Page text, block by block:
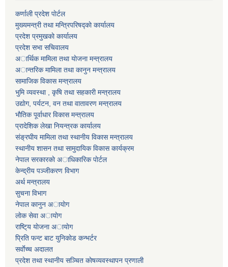
कर्णाली प्रदेश पाेर्टल
मुख्यमन्त्री तथा मन्त्रिपरिषद्काे कार्यालय
प्रदेश प्रमुखकाे कार्यालय
प्रदेश सभा सचिवालय
अार्थिक मामिला तथा याेजना मन्त्रालय
अान्तरिक मामिला तथा कानुन मन्त्रालय
सामाजिक विकास मन्त्रालय
भुमि व्यवस्था , कृषि तथा सहकारी मन्त्रालय
उद्याेग, पर्यटन, वन तथा वातावरण मन्त्रालय
भाैतिक पूर्वाधार विकास मन्त्रालय
प्रादेशिक लेखा नियन्त्रक कार्यालय
संङ्रघीय मामिला तथा स्थानीय विकास मन्त्रालय
स्थानीय शासन तथा सामुदायिक विकास कार्यक्रम
नेपाल सरकारकाे अाधिकारिक पाेर्टल
केन्द्रीय पञ्जीकरण विभाग
अर्थ मन्त्रालय
सुचना विभाग
नेपाल कानुन अायाेग
लाेक सेवा अायाेग
राष्टि्य याेजना अायाेग
प्रिति फन्ट बाट युनिकाेड कन्भर्टर
सर्वाेच्च अदालत
प्रदेश तथा स्थानीय सञ्चित काेषव्यवस्थापन प्रणाली